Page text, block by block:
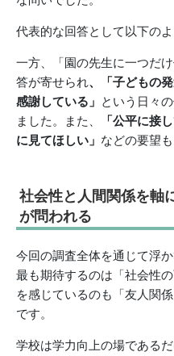
代表的な回答として以下の
一方、「園の先生に一つだ
答が寄せられ、「子どもの
感謝している」 という日々
ました。また、
「公平に接
に見てほしい」 などの要望も
社会性と人間関係を軸
が問われる
今回の調査全体を通じて浮
最も期待するのは「社会性
を感じているのも「友人関
です。
学校は学力向上の場である